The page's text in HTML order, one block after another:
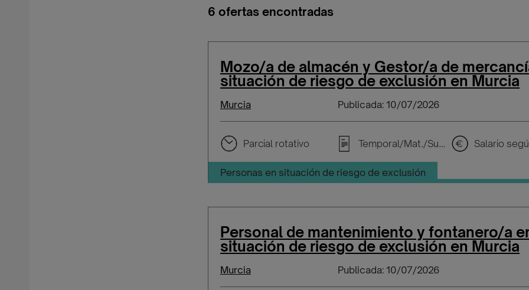
6 ofertas encontradas
Mozo/a de almacén y Gestor/a de
situación de riesgo de exclusión en Murcia
Murcia Publicada: 10/07/2026
Parcial rotativo Temporal/Mat./Sustitución/...
Personas en situación de riesgo de exclusión
Personal de mantenimiento y fontanero/a
situación de riesgo de exclusión en Murcia
Murcia Publicada: 10/07/2026